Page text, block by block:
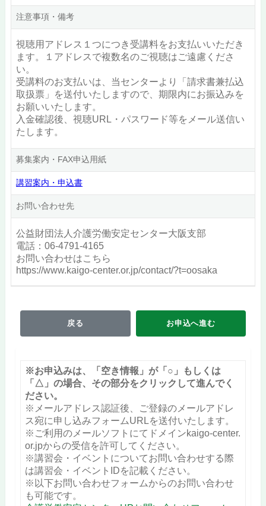
注意事項・備考
視聴用アドレス１つにつき受講料をお支払いいただき
ます。１アドレスで複数名のご視聴はご遠慮くださ
い。
受講料のお支払いは、当センターより「請求書兼払込
取扱票」を送付いたしますので、期限内にお振込みを
お願いいたします。
入金確認後、視聴URL・パスワード等をメール送信い
たします。
募集案内・FAX申込用紙
講習案内・申込書
お問い合わせ先
公益財団法人介護労働安定センター大阪支部
電話：06-4791-4165
お問い合わせはこちら
https://www.kaigo-center.or.jp/contact/?t=oosaka
戻る お申込へ進む
※お申込みは、「空き情報」が「○」もしくは
「△」の場合、その部分をクリックして進んでく
ださい。
※メールアドレス認証後、ご登録のメールアドレ
ス宛に申し込みフォームURLを送付いたします。
※ご利用のメールソフトにてドメインkaigo-center.
or.jpからの受信を許可してください。
※講習会・イベントについてお問い合わせする際
は講習会・イベントIDを記載ください。
※以下お問い合わせフォームからのお問い合わせ
も可能です。